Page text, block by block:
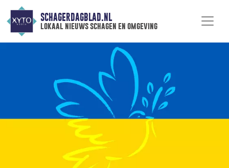
SCHAGERDAGBLAD.NL
lokaal nieuws schagen en omgeving